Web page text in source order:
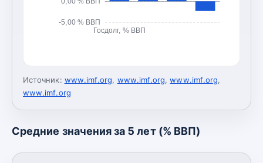
-5,00 % ВВП
Госдолг, % ВВП
Источник: www.imf.org, www.imf.org,www.imf.org,
www.imf.org
Средние значения за 5 лет (% ВВП)